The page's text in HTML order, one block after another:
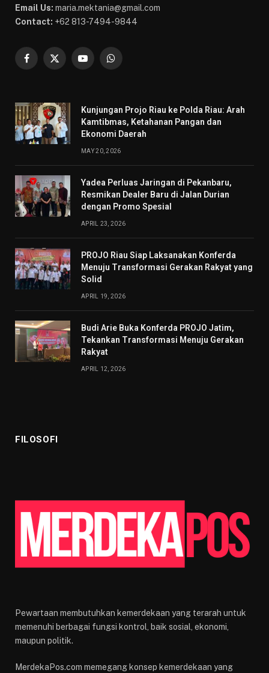
Email Us: maria.mektania@gmail.com
Contact: +62 813-7494-9844
Facebook
X
YouTubeWhatsApp
Kunjungan Projo Riau ke Polda Riau: Arah
Kamtibmas, Ketahanan Pangan dan
Ekonomi Daerah
MAY 20, 2026
Yadea Perluas Jaringan di Pekanbaru,
Resmikan Dealer Baru di Jalan Durian
dengan Promo Spesial
APRIL 23, 2026
PROJO Riau Siap Laksanakan Konferda
Menuju Transformasi Gerakan Rakyat yang
Solid
APRIL 19, 2026
Budi Arie Buka Konferda PROJO Jatim,
Tekankan Transformasi Menuju Gerakan
Rakyat
APRIL 12, 2026
FILOSOFI
Pewartaan membutuhkan kemerdekaan yang terarah untuk
memenuhi berbagai fungsi kontrol, baik sosial, ekonomi,
maupun politik.
MerdekaPos.com memegang konsep kemerdekaan yang